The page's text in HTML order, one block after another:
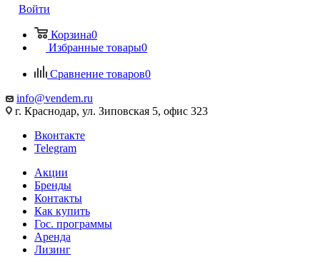
Войти
Корзина0
Избранные товары0
Сравнение товаров0
info@vendem.ru
г. Краснодар, ул. Зиповская 5, офис 323
Вконтакте
Telegram
Акции
Бренды
Контакты
Как купить
Гос. программы
Аренда
Лизинг